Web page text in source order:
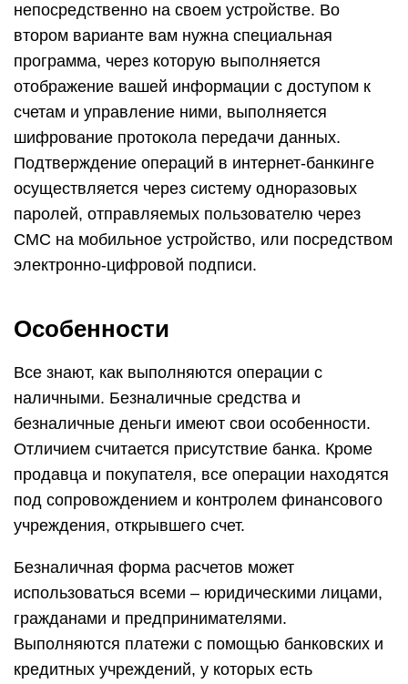
непосредственно на своем устройстве. Во
втором варианте вам нужна специальная
программа, через которую выполняется
отображение вашей информации с доступом к
счетам и управление ними, выполняется
шифрование протокола передачи данных.
Подтверждение операций в интернет-банкинге
осуществляется через систему одноразовых
паролей, отправляемых пользователю через
СМС на мобильное устройство, или посредством
электронно-цифровой подписи.
Особенности
Все знают, как выполняются операции с
наличными. Безналичные средства и
безналичные деньги имеют свои особенности.
Отличием считается присутствие банка. Кроме
продавца и покупателя, все операции находятся
под сопровождением и контролем финансового
учреждения, открывшего счет.
Безналичная форма расчетов может
использоваться всеми – юридическими лицами,
гражданами и предпринимателями.
Выполняются платежи с помощью банковских и
кредитных учреждений, у которых есть